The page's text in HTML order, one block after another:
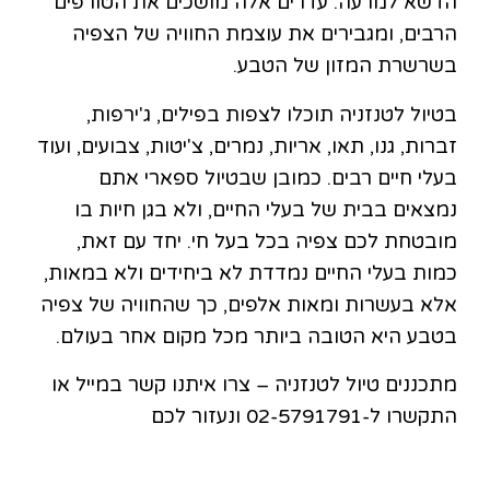
הרבים, ומגבירים את עוצמת החוויה של הצפיה
בשרשרת המזון של הטבע.
בטיול לטנזניה תוכלו לצפות בפילים, ג'ירפות,
זברות, גנו, תאו, אריות, נמרים, צ'יטות, צבועים, ועוד
בעלי חיים רבים. כמובן שבטיול ספארי אתם
נמצאים בבית של בעלי החיים, ולא בגן חיות בו
מובטחת לכם צפיה בכל בעל חי. יחד עם זאת,
כמות בעלי החיים נמדדת לא ביחידים ולא במאות,
אלא בעשרות ומאות אלפים, כך שהחוויה של צפיה
בטבע היא הטובה ביותר מכל מקום אחר בעולם.
מתכננים טיול לטנזניה – צרו איתנו קשר במייל או
התקשרו ל-02-5791791 ונעזור לכם